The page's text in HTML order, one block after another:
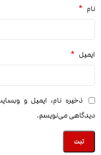
نام *
ایمیل *
ذخیره نام، ایمیل و
دیدگاهی می‌نویسم.